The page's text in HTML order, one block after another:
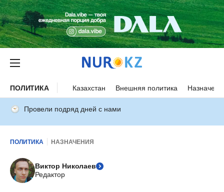
ПОЛИТИКА Казахстан Внешняя политика
Провели подряд дней с нами
ПОЛИТИКА НАЗНАЧЕНИЯ
Виктор Николаев
Редактор